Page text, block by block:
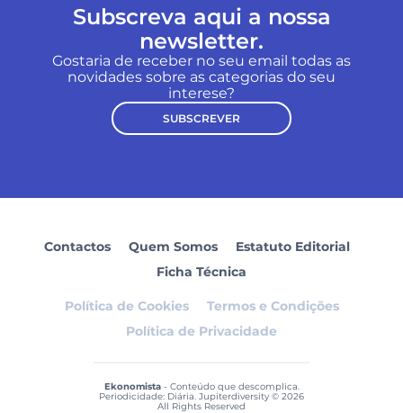
Subscreva aqui a nossa
newsletter.
Gostaria de receber no seu email todas as
novidades sobre as categorias do seu
interese?
SUBSCREVER
Contactos Quem Somos
Estatuto Editorial
Ficha Técnica
Política de Cookies
Termos e Condições
Política de Privacidade
Ekonomista- Conteúdo que descomplica.
Periodicidade: Diária. Jupiterdiversity © 2026
All Rights Reserved